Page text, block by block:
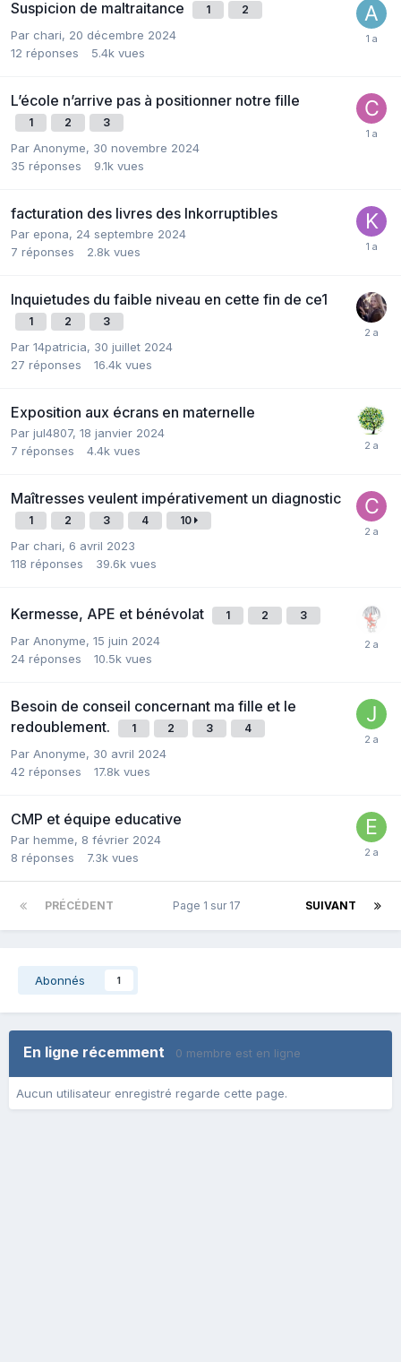
Suspicion de maltraitance 1 2
Par chari, 20 décembre 2024
12 réponses 5.4k vues
L’école n’arrive pas à positionner notre fille
1 2 3
Par Anonyme, 30 novembre 2024
35 réponses 9.1k vues
facturation des livres des Inkorruptibles
Par epona, 24 septembre 2024
7 réponses 2.8k vues
Inquietudes du faible niveau en cette fin de ce1
1 2 3
Par 14patricia, 30 juillet 2024
27 réponses 16.4k vues
Exposition aux écrans en maternelle
Par jul4807, 18 janvier 2024
7 réponses 4.4k vues
Maîtresses veulent impérativement un diagnostic
1 2 3 4 10
Par chari, 6 avril 2023
118 réponses 39.6k vues
Kermesse, APE et bénévolat 1 2 3
Par Anonyme, 15 juin 2024
24 réponses 10.5k vues
Besoin de conseil concernant ma fille et le
redoublement.
1 2 3 4
Par Anonyme, 30 avril 2024
42 réponses 17.8k vues
CMP et équipe educative
Par hemme, 8 février 2024
8 réponses 7.3k vues
PRÉCÉDENT SUIVANT
Page 1 sur 17
Abonnés 1
En ligne récemment 0 membre est en ligne
Aucun utilisateur enregistré regarde cette page.